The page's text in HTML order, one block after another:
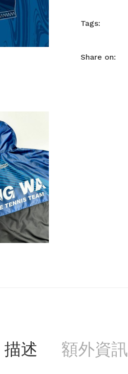
Tags:
Share on:
描述 額外資訊